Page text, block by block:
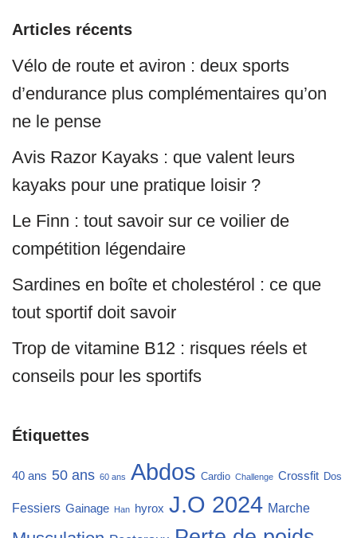
Articles récents
Vélo de route et aviron : deux sports
d’endurance plus complémentaires qu’on
ne le pense
Avis Razor Kayaks : que valent leurs
kayaks pour une pratique loisir ?
Le Finn : tout savoir sur ce voilier de
compétition légendaire
Sardines en boîte et cholestérol : ce que
tout sportif doit savoir
Trop de vitamine B12 : risques réels et
conseils pour les sportifs
Étiquettes
40 ans 50 ans 60 ans Abdos Cardio Challenge Crossfit Dos
Fessiers Gainage Han hyrox J.O 2024 Marche